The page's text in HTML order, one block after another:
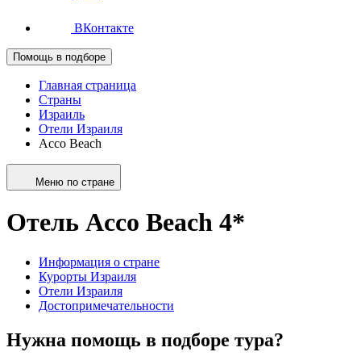
ВКонтакте
Помощь в подборе
Главная страница
Страны
Израиль
Отели Израиля
Acco Beach
Меню по стране
Отель Acco Beach 4*
Информация о стране
Курорты Израиля
Отели Израиля
Достопримечательности
Нужна помощь в подборе тура?